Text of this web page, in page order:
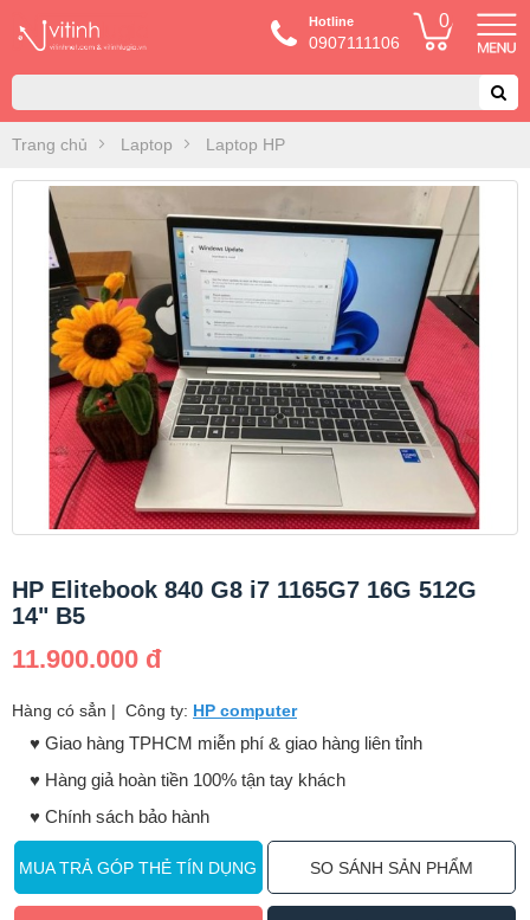
Hotline
0907111106
0
Trang chủ Laptop Laptop HP
HP Elitebook 840 G8 i7 1165G7 16G 512G
14" B5
11.900.000 đ
Hàng có sẳn | Công ty: HP computer
♥️ Giao hàng TPHCM miễn phí & giao hàng liên tỉnh
♥️ Hàng giả hoàn tiền 100% tận tay khách
♥️ Chính sách bảo hành
MUA TRẢ GÓP THẺ TÍN DỤNG SO SÁNH SẢN PHẨM